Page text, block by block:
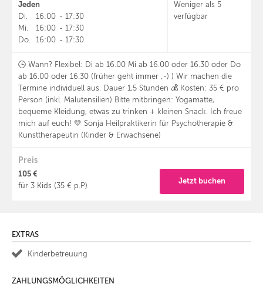
Jeden
Di. 16:00 - 17:30
Mi.
16:00 - 17:30
Do.
16:00 - 17:30
🕒 Wann? Flexibel: Di ab 16.00 Mi ab 16.00 oder 16.30 oder Do
ab 16.00 oder 16.30 (früher geht immer ;-) ) Wir machen die
Termine individuell aus. Dauer 1,5 Stunden 💰 Kosten: 35 € pro
Person (inkl. Malutensilien) Bitte mitbringen: Yogamatte,
bequeme Kleidung, etwas zu trinken + kleinen Snack. Ich freue
mich auf euch! 💛 Sonja Heilpraktikerin für Psychotherapie &
Kunsttherapeutin (Kinder & Erwachsene)
Weniger als 5
verfügbar
Preis
105 €
für 3 Kids (35 € p.P)
Jetzt buchen
EXTRAS
Kinderbetreuung
ZAHLUNGSMÖGLICHKEITEN